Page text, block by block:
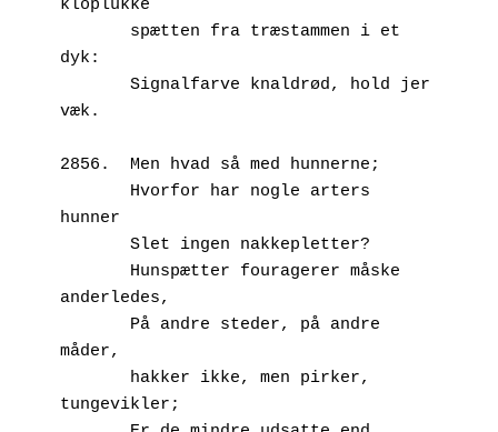
kloplukke
dyk:
væk.
2856.  Men hvad så med hunnerne;
hunner
       Slet ingen nakkepletter?
anderledes,
måder,
tungevikler;